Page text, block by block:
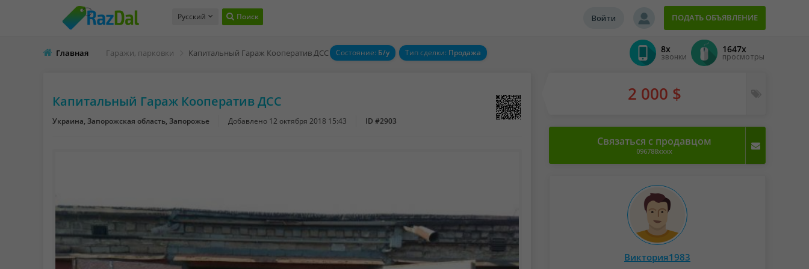
Русский Поиск ПОДАТЬ ОБЪЯВЛЕНИЕ
Войти
Главная Гаражи, парковки Капитальный Гараж Кооператив ДСС Состояние: Б/у Тип сделки: Продажа 8x
звонки
1647x
просмотры
Капитальный Гараж Кооператив ДСС
Украина, Запорожская область, Запорожье Добавлено 12 октября 2018 15:43 ID #2903
2 000 $
Связаться с продавцом
096788xxxx
Виктория1983